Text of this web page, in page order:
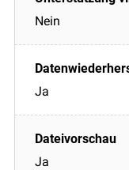
Nein
Ja
Ja